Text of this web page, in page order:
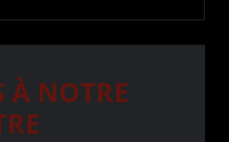
À NOTRE